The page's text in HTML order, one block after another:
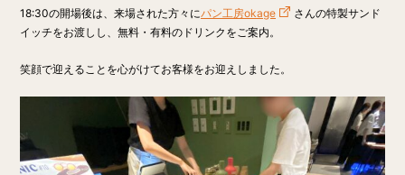
18:30の開場後は、来場された方々にパン工房okage
さんの特製サンド
イッチをお渡しし、無料・有料のドリンクをご案内。
笑顔で迎えることを心がけてお客様をお迎えしました。